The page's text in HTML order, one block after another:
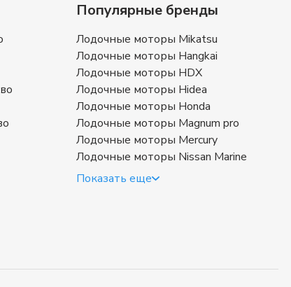
Популярные бренды
Лодочные моторы Mikatsu
Лодочные моторы Hangkai
Лодочные моторы HDX
Лодочные моторы Hidea
Лодочные моторы Honda
Лодочные моторы Magnum pro
Лодочные моторы Mercury
Лодочные моторы Nissan Marine
Показать еще